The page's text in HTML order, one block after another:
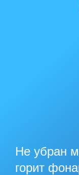
Не убран
горит